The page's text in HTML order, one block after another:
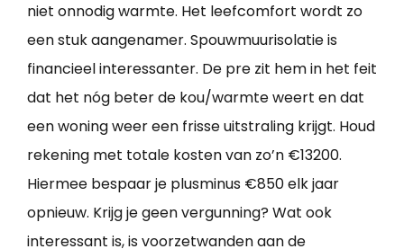
niet onnodig warmte. Het leefcomfort wordt zo
een stuk aangenamer. Spouwmuurisolatie is
financieel interessanter. De pre zit hem in het feit
dat het nóg beter de kou/warmte weert en dat
een woning weer een frisse uitstraling krijgt. Houd
rekening met totale kosten van zo’n €13200.
Hiermee bespaar je plusminus €850 elk jaar
opnieuw. Krijg je geen vergunning? Wat ook
interessant is, is voorzetwanden aan de